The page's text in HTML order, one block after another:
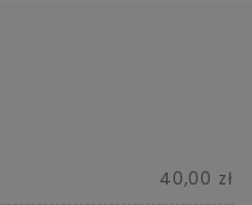
40,00 zł